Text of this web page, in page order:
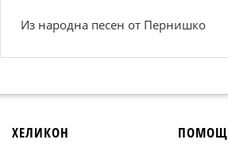
Из народна песен от Пернишко
ХЕЛИКОН ПОМОЩ